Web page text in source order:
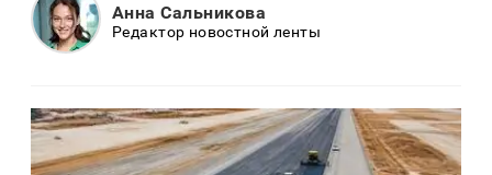
Анна Сальникова
Редактор новостной ленты